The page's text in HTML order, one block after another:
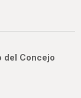
del Concejo